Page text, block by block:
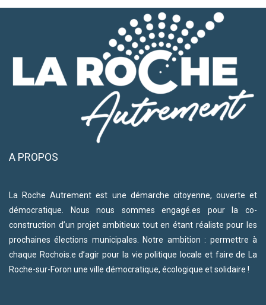
A PROPOS
La Roche Autrement est une démarche citoyenne, ouverte et
démocratique. Nous nous sommes engagé.es pour la co-
construction d’un projet ambitieux tout en étant réaliste pour les
prochaines élections municipales. Notre ambition : permettre à
chaque Rochois.e d’agir pour la vie politique locale et faire de La
Roche-sur-Foron une ville démocratique, écologique et solidaire !